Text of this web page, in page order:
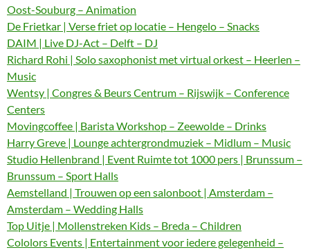
Oost-Souburg – Animation
De Frietkar | Verse friet op locatie – Hengelo – Snacks
DAIM | Live DJ-Act – Delft – DJ
Richard Rohi | Solo saxophonist met virtual orkest – Heerlen –
Music
Wentsy | Congres & Beurs Centrum – Rijswijk – Conference
Centers
Movingcoffee | Barista Workshop – Zeewolde – Drinks
Harry Greve | Lounge achtergrondmuziek – Midlum – Music
Studio Hellenbrand | Event Ruimte tot 1000 pers | Brunssum –
Brunssum – Sport Halls
Aemstelland | Trouwen op een salonboot | Amsterdam –
Amsterdam – Wedding Halls
Top Uitje | Mollenstreken Kids – Breda – Children
Cololors Events | Entertainment voor iedere gelegenheid –